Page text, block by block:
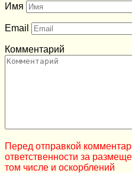
Имя
Email
Комментарий
Перед отправкой
ответственности за
том числе и оскорблений